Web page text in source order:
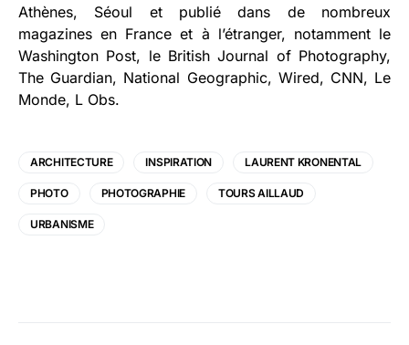
Athènes, Séoul et publié dans de nombreux
magazines en France et à l’étranger, notamment le
Washington Post, le British Journal of Photography,
The Guardian, National Geographic, Wired, CNN, Le
Monde, L Obs.
ARCHITECTURE INSPIRATION LAURENT KRONENTAL
PHOTO PHOTOGRAPHIE TOURS AILLAUD
URBANISME